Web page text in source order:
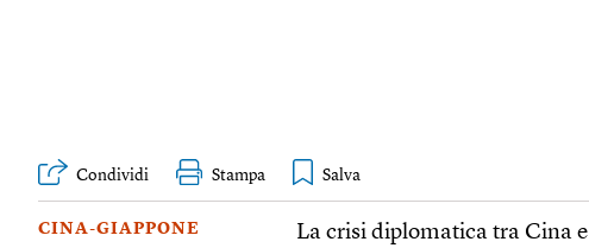
Condividi Stampa
CINA-GIAPPONE
La crisi diplomatica tra Cina